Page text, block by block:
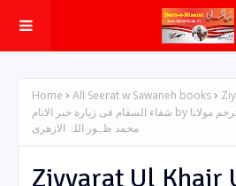
Home All Seerat w Sawaneh books
شفاء السقام فی زیارة خیر الانام by امام تقی الدین سبقی / مترجم مولانا
محمد ظہور اللہ الازھری
Ziyyarat Ul Khair